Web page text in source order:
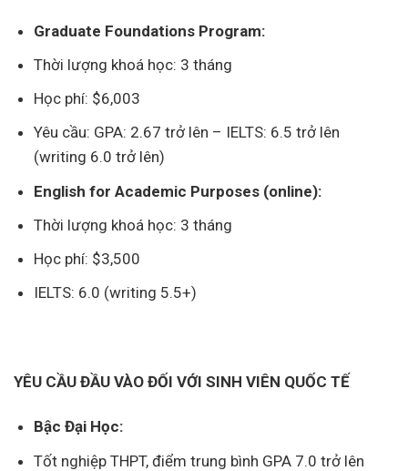
Graduate Foundations Program:
Thời lượng khoá học: 3 tháng
Học phí: $6,003
Yêu cầu: GPA: 2.67 trở lên – IELTS: 6.5 trở lên
(writing 6.0 trở lên)
English for Academic Purposes (online):
Thời lượng khoá học: 3 tháng
Học phí: $3,500
IELTS: 6.0 (writing 5.5+)
YÊU CẦU ĐẦU VÀO ĐỐI VỚI SINH VIÊN QUỐC TẾ
Bậc Đại Học:
Tốt nghiệp THPT, điểm trung bình GPA 7.0 trở lên